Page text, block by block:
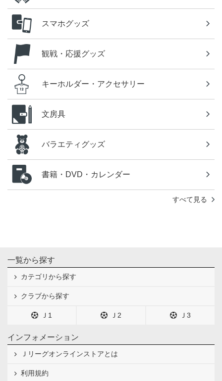
スマホグッズ
観戦・応援グッズ
キーホルダー・アクセサリー
文房具
バラエティグッズ
書籍・DVD・カレンダー
すべて見る
一覧から探す
カテゴリから探す
クラブから探す
Ｊ1 Ｊ2 Ｊ3
インフォメーション
Ｊリーグオンラインストアとは
利用規約